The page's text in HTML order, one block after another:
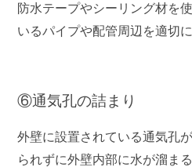
防水テープやシーリング材を
いるパイプや配管周辺を適切
⑥通気孔の詰まり
外壁に設置されている通気孔
られずに外壁内部に水が溜ま